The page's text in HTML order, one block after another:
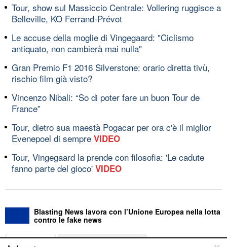
Tour, show sul Massiccio Centrale: Vollering ruggisce a
Belleville, KO Ferrand-Prévot
Le accuse della moglie di Vingegaard: "Ciclismo
antiquato, non cambierà mai nulla"
Gran Premio F1 2016 Silverstone: orario diretta tivù,
rischio film già visto?
Vincenzo Nibali: “So di poter fare un buon Tour de
France”
Tour, dietro sua maestà Pogacar per ora c'è il miglior
Evenepoel di sempre VIDEO
Tour, Vingegaard la prende con filosofia: 'Le cadute
fanno parte del gioco' VIDEO
Blasting News lavora con l’Unione Europea nella lotta
contro le fake news